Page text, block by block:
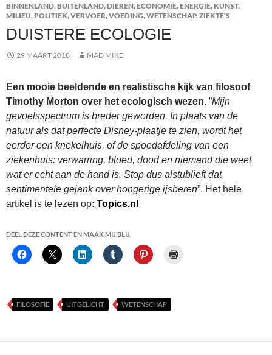
BINNENLAND,BUITENLAND,DIEREN,ECONOMIE,ENERGIE,KUNST,
MILIEU,POLITIEK,VERVOER,VOEDING,WETENSCHAP,ZIEKTE'S
DUISTERE ECOLOGIE
29 MAART 2018 MAD MIKE
Een mooie beeldende en realistische kijk van filosoof
Timothy Morton over het ecologisch wezen. ”Mijn
gevoelsspectrum is breder geworden. In plaats van de
natuur als dat perfecte Disney-plaatje te zien, wordt het
eerder een knekelhuis, of de spoedafdeling van een
ziekenhuis: verwarring, bloed, dood en niemand die weet
wat er echt aan de hand is. Stop dus alstublieft dat
sentimentele gejank over hongerige ijsberen”. Het hele
artikel is te lezen op: Topics.nl
DEEL DEZE CONTENT EN MAAK MIJ BLIJ.
FILOSOFIE UITGELICHT WETENSCHAP